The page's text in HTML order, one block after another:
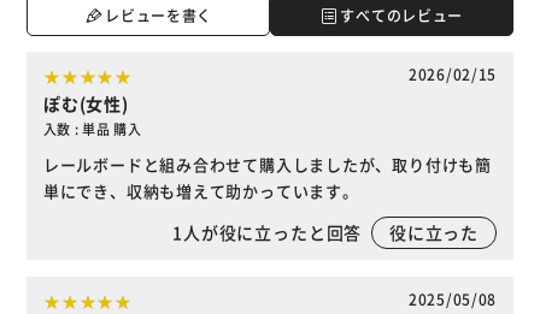
レビューを書く すべてのレビュー
2026/02/15
ぽむ(女性)
入数 : 単品 購入
レールボードと組み合わせて購入しましたが、取り付けも簡
単にでき、収納も増えて助かっています。
1人が役に立ったと回答 役に立った
2025/05/08